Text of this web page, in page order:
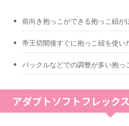
前向き抱っこができる抱っこ紐が
帝王切開後すぐに抱っこ紐を使い
バックルなどでの調整が多い抱っ
アダプトソフトフレック